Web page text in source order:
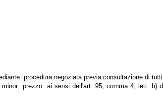
procedura negoziata previa consultazione di
prezzo ai sensi dell'art. 95, comma 4, lett. b)